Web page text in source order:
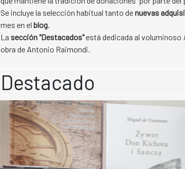
Se incluye la selección habitual tanto denuevas
mes en el blog.
La sección "Destacados"está dedicada al voluminoso
obra de Antonio Raimondi.
Destacado